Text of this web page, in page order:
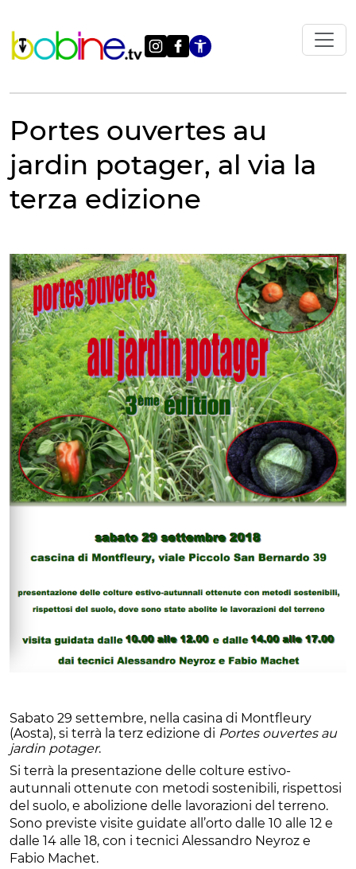
contenuto
Apri le
Portes ouvertes au
jardin potager, al via la
terza edizione
Sabato 29 settembre, nella casina di Montfleury
(Aosta), si terrà la terz edizione di Portes ouvertes au
jardin potager.
Si terrà la presentazione delle colture estivo-
autunnali ottenute con metodi sostenibili, rispettosi
del suolo, e abolizione delle lavorazioni del terreno.
Sono previste visite guidate all’orto dalle 10 alle 12 e
dalle 14 alle 18, con i tecnici Alessandro Neyroz e
Fabio Machet.